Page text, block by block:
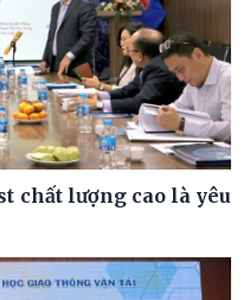
chất lượng cao là yêu